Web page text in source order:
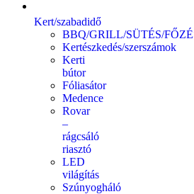
Kert/szabadidő
BBQ/GRILL/SÜTÉS/
Kertészkedés/szerszámok
Kerti
bútor
Fóliasátor
Medence
Rovar
–
rágcsáló
riasztó
LED
világítás
Szúnyogháló